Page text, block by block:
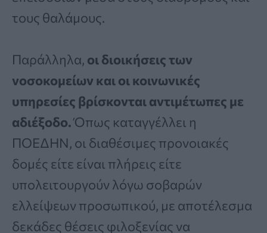
τους θαλάμους.
Παράλληλα, οι διοικήσεις των
νοσοκομείων και οι κοινωνικές
υπηρεσίες βρίσκονται αντιμέτωπες με
αδιέξοδο.Όπως καταγγέλλει η
ΠΟΕΔΗΝ, οι διαθέσιμες προνοιακές
δομές είτε είναι πλήρεις είτε
υπολειτουργούν λόγω σοβαρών
ελλείψεων προσωπικού, με αποτέλεσμα
δεκάδες θέσεις φιλοξενίας να